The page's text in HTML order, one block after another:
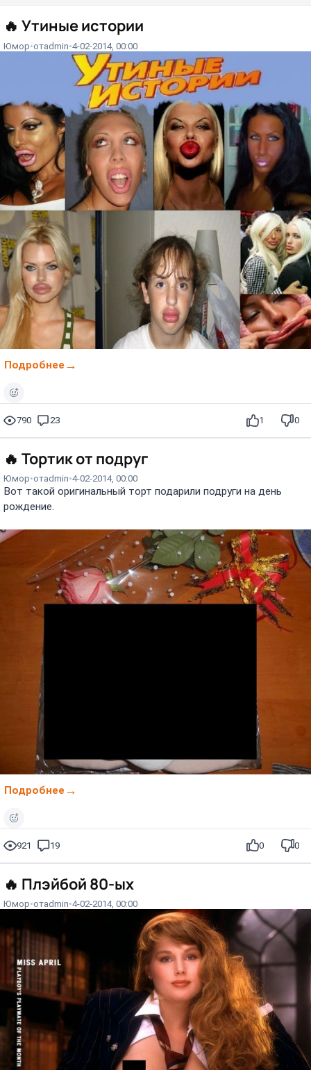
🔥 Утиные истории
Юмор отadmin 4-02-2014, 00:00
Подробнее
790 23 1 0
🔥 Тортик от подруг
Юмор отadmin 4-02-2014, 00:00
Вот такой оригинальный торт подарили подруги на день
рождение.
Подробнее
921 19 0 0
🔥 Плэйбой 80-ых
Юмор отadmin 4-02-2014, 00:00